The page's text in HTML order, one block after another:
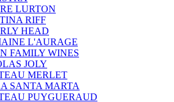
LURTON
RIFF
HEAD
L'AURAGE
FAMILY WINES
JOLY
MERLET
SANTA MARTA
PUYGUERAUD